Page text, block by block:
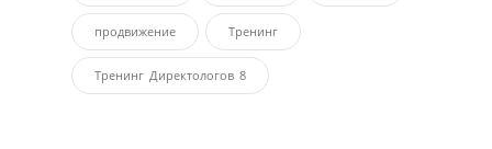
продвижение Тренинг
Тренинг Директологов 8